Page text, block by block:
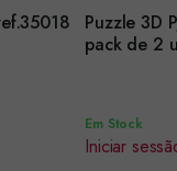
Puzzle 3D
pack de 2
Em Stock
Iniciar